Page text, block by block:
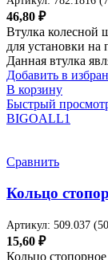
46,80 ₽
Втулка колесной
для установки на
Данная втулка
Добавить в
В корзину
Быстрый
BIGOALL1
Сравнить
Кольцо
Артикул: 509.037
15,60 ₽
Кольцо